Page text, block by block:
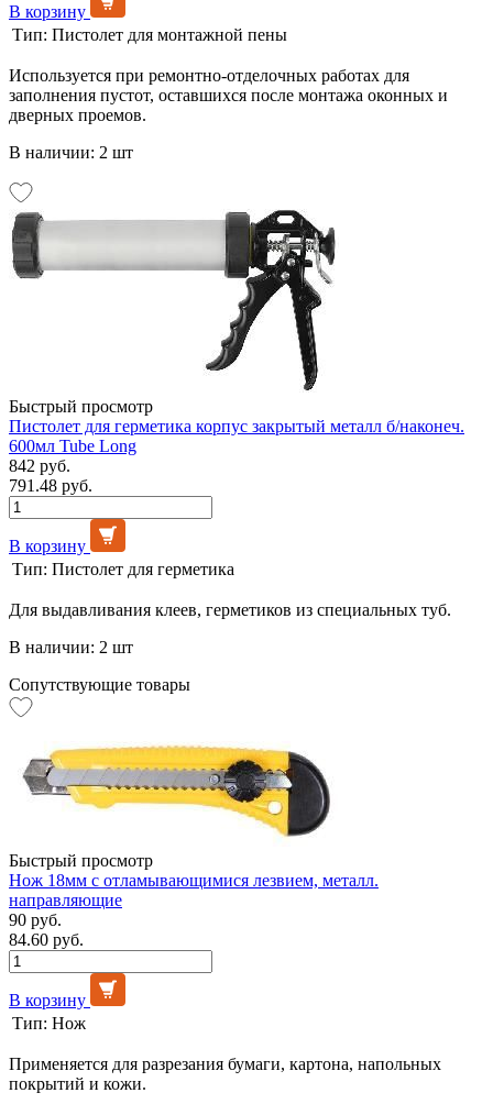
В корзину
Тип: Пистолет для монтажной пены
Используется при ремонтно-отделочных работах для
заполнения пустот, оставшихся после монтажа оконных и
дверных проемов.
В наличии: 2 шт
Быстрый просмотр
Пистолет для герметика корпус закрытый металл б/наконеч.
600мл Tube Long
842 руб.
791.48 руб.
В корзину
Тип: Пистолет для герметика
Для выдавливания клеев, герметиков из специальных туб.
В наличии: 2 шт
Сопутствующие товары
Быстрый просмотр
Нож 18мм с отламывающимися лезвием, металл.
направляющие
90 руб.
84.60 руб.
В корзину
Тип: Нож
Применяется для разрезания бумаги, картона, напольных
покрытий и кожи.